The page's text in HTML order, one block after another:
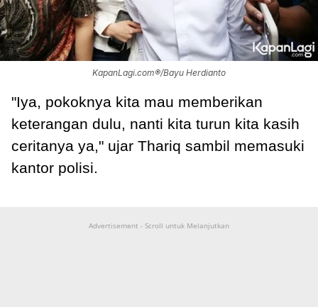
KapanLagi.com®/Bayu Herdianto
"Iya, pokoknya kita mau memberikan
keterangan dulu, nanti kita turun kita kasih
ceritanya ya," ujar Thariq sambil memasuki
kantor polisi.
Advertisement - Scroll untuk Melanjutkan